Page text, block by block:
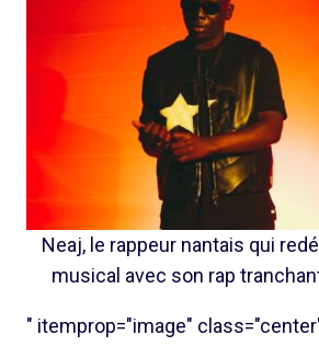
Neaj, le rappeur nantais qui
musical avec son rap
" itemprop="image"